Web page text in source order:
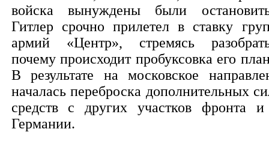
войска вынуждены были
Гитлер срочно прилетел в ставку
армий «Центр», стремясь
почему происходит пробуксовка его
В результате на московское
началась переброска дополнительных
средств с других участков фронта
Германии.